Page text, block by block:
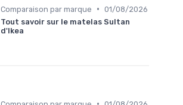
Comparaison par marque • 01/08/2026
Tout savoir sur le matelas Sultan
d'Ikea